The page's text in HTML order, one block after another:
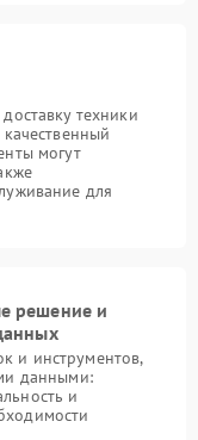
техники
могут
для
решение и
и инструментов,
данными:
и